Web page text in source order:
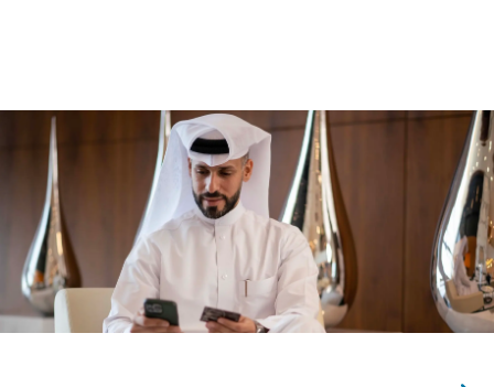
Saving Video TutorialsAlRayan CorpNet AlRayan Go Sitemap
AlRayan Bank – Islamic Banking in Qatar